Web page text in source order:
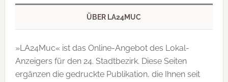
ÜBER LA24MUC
»LA24Muc« ist das Online-Angebot des Lokal-
Anzeigers für den 24. Stadtbezirk. Diese Seiten
ergänzen die gedruckte Publi­kation, die Ihnen seit